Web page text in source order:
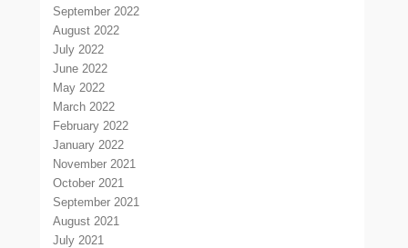
September 2022
August 2022
July 2022
June 2022
May 2022
March 2022
February 2022
January 2022
November 2021
October 2021
September 2021
August 2021
July 2021